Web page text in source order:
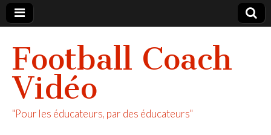
Football Coach
Vidéo
"Pour les éducateurs, par des éducateurs"